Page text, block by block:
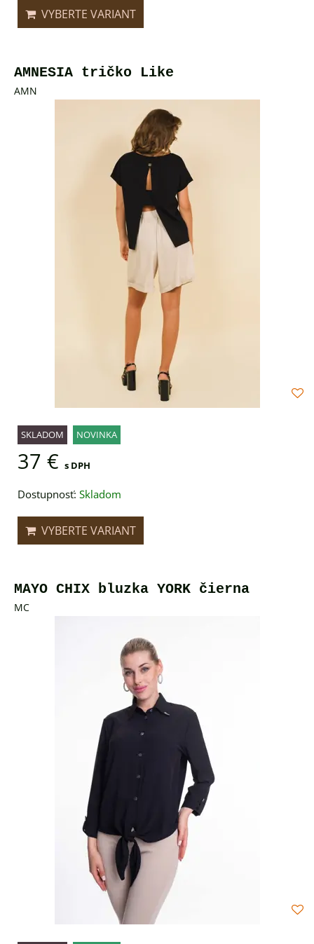
VYBERTE VARIANT
AMNESIA tričko Like
AMN
SKLADOM NOVINKA
37 € s DPH
Dostupnosť: Skladom
VYBERTE VARIANT
MAYO CHIX bluzka YORK čierna
MC